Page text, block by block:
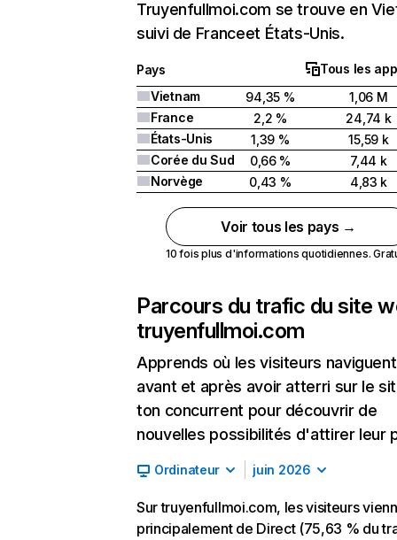
Truyenfullmoi.com se trouve en
suivi de Franceet États-Unis.
Pays
Tous les
Vietnam
94,35 %
1,06 M
France
2,2 %
24,74 k
États-Unis
1,39 %
15,59 k
Corée du Sud
0,66 %
7,44 k
Norvège
0,43 % 4,83 k
Voir tous les pays →
10 fois plus d'informations quotidiennes.
Parcours du trafic du site
truyenfullmoi.com
Apprends où les visiteurs naviguent
avant et après avoir atterri sur le
ton concurrent pour découvrir de
nouvelles possibilités d'attirer leur
Ordinateur juin 2026
Sur truyenfullmoi.com, les visiteurs
principalement de Direct (75,63 % du